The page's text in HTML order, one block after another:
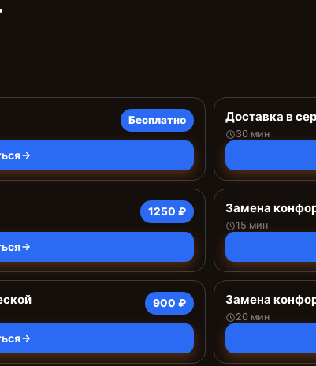
Бесплатно Доставка в
30 мин
1250 ₽ Замена
15 мин
900 ₽ Замена
20 мин